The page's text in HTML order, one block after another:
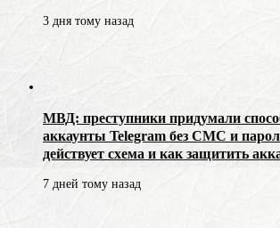
3 дня тому назад
МВД: преступники придумали
аккаунты Telegram без СМС и
действует схема и как защитить
7 дней тому назад